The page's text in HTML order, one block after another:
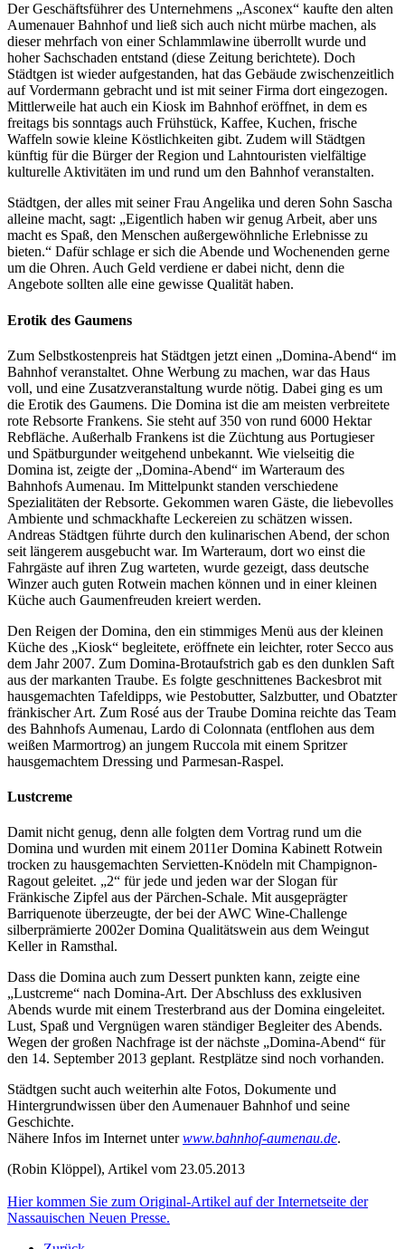
Der Geschäftsführer des Unternehmens „Asconex“ kaufte den alten
Aumenauer Bahnhof und ließ sich auch nicht mürbe machen, als
dieser mehrfach von einer Schlammlawine überrollt wurde und
hoher Sachschaden entstand (diese Zeitung berichtete). Doch
Städtgen ist wieder aufgestanden, hat das Gebäude zwischenzeitlich
auf Vordermann gebracht und ist mit seiner Firma dort eingezogen.
Mittlerweile hat auch ein Kiosk im Bahnhof eröffnet, in dem es
freitags bis sonntags auch Frühstück, Kaffee, Kuchen, frische
Waffeln sowie kleine Köstlichkeiten gibt. Zudem will Städtgen
künftig für die Bürger der Region und Lahntouristen vielfältige
kulturelle Aktivitäten im und rund um den Bahnhof veranstalten.
Städtgen, der alles mit seiner Frau Angelika und deren Sohn Sascha
alleine macht, sagt: „Eigentlich haben wir genug Arbeit, aber uns
macht es Spaß, den Menschen außergewöhnliche Erlebnisse zu
bieten.“ Dafür schlage er sich die Abende und Wochenenden gerne
um die Ohren. Auch Geld verdiene er dabei nicht, denn die
Angebote sollten alle eine gewisse Qualität haben.
Erotik des Gaumens
Zum Selbstkostenpreis hat Städtgen jetzt einen „Domina-Abend“ im
Bahnhof veranstaltet. Ohne Werbung zu machen, war das Haus
voll, und eine Zusatzveranstaltung wurde nötig. Dabei ging es um
die Erotik des Gaumens. Die Domina ist die am meisten verbreitete
rote Rebsorte Frankens. Sie steht auf 350 von rund 6000 Hektar
Rebfläche. Außerhalb Frankens ist die Züchtung aus Portugieser
und Spätburgunder weitgehend unbekannt. Wie vielseitig die
Domina ist, zeigte der „Domina-Abend“ im Warteraum des
Bahnhofs Aumenau. Im Mittelpunkt standen verschiedene
Spezialitäten der Rebsorte. Gekommen waren Gäste, die liebevolles
Ambiente und schmackhafte Leckereien zu schätzen wissen.
Andreas Städtgen führte durch den kulinarischen Abend, der schon
seit längerem ausgebucht war. Im Warteraum, dort wo einst die
Fahrgäste auf ihren Zug warteten, wurde gezeigt, dass deutsche
Winzer auch guten Rotwein machen können und in einer kleinen
Küche auch Gaumenfreuden kreiert werden.
Den Reigen der Domina, den ein stimmiges Menü aus der kleinen
Küche des „Kiosk“ begleitete, eröffnete ein leichter, roter Secco aus
dem Jahr 2007. Zum Domina-Brotaufstrich gab es den dunklen Saft
aus der markanten Traube. Es folgte geschnittenes Backesbrot mit
hausgemachten Tafeldipps, wie Pestobutter, Salzbutter, und Obatzter
fränkischer Art. Zum Rosé aus der Traube Domina reichte das Team
des Bahnhofs Aumenau, Lardo di Colonnata (entflohen aus dem
weißen Marmortrog) an jungem Ruccola mit einem Spritzer
hausgemachtem Dressing und Parmesan-Raspel.
Lustcreme
Damit nicht genug, denn alle folgten dem Vortrag rund um die
Domina und wurden mit einem 2011er Domina Kabinett Rotwein
trocken zu hausgemachten Servietten-Knödeln mit Champignon-
Ragout geleitet. „2“ für jede und jeden war der Slogan für
Fränkische Zipfel aus der Pärchen-Schale. Mit ausgeprägter
Barriquenote überzeugte, der bei der AWC Wine-Challenge
silberprämierte 2002er Domina Qualitätswein aus dem Weingut
Keller in Ramsthal.
Dass die Domina auch zum Dessert punkten kann, zeigte eine
„Lustcreme“ nach Domina-Art. Der Abschluss des exklusiven
Abends wurde mit einem Tresterbrand aus der Domina eingeleitet.
Lust, Spaß und Vergnügen waren ständiger Begleiter des Abends.
Wegen der großen Nachfrage ist der nächste „Domina-Abend“ für
den 14. September 2013 geplant. Restplätze sind noch vorhanden.
Städtgen sucht auch weiterhin alte Fotos, Dokumente und
Hintergrundwissen über den Aumenauer Bahnhof und seine
Geschichte.
Nähere Infos im Internet unterwww.bahnhof-aumenau.de.
(Robin Klöppel), Artikel vom 23.05.2013
Hier kommen Sie zum Original-Artikel auf der Internetseite der
Nassauischen Neuen Presse.